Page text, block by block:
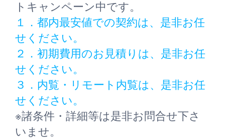
ト キャンペーン中です。
１．都内最安値での契約は、是非お任
せください。
２．初期費用のお見積りは、是非お任
せください。
３．内覧・リモート内覧は、是非お任
せください。
※諸条件・詳細等は是非お問合せ下さ
いませ。